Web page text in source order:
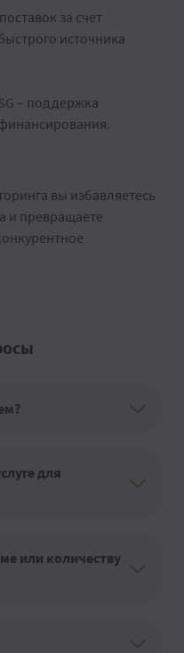
за счет
источника
– поддержка
вы избавляетесь
и превращаете
для
или количеству